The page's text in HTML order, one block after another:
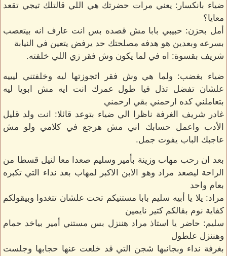
ضياء بانكسار: يعني مرات حضرتك هي اللي قالتلك تيجي تقعد
معايا؟
أمل بحزن: حبيبي بابا مش قصده بس انت عارف انه بيتعصب
بسرعه وبعدين هو هدفه مصلحتك حد يرفض يتعين في النيابة
شريف بقسوة: اه في لما يكون وش فقر زي اللي خلفته.
ضياء بغضب: ولما هي وش فقر اتجوزتها ليه وخلفتني ليييه
علشان تفضل تذل فيا طول عمرك انت ايه مش ابويا ليه
بتعاملني كده ارحمني بقي ارحمني
غادر شريف الغرفة ناظرا الي ضياء بتوعد قائلا: انت ولد قليل
الأدب واعمل حسابك اني مش هرجع في كلامي ولو مش
عاجبك الباب يفوت جمل.
بعد ان رحب مهاب وزينة بأمير وسليم صعدا معا لنيل قسطا من
الراحة ليصعد مراد وهو الابن الاكبر لمهاب بعد نداء التي تكبره
بعام واحد
مراد: يلا يا أبيه سليم بابا مستنيكم تحت علشان تتغدوا وبيقولكم
كفاية نوم بقالكم كتير نايمين
سليم: حاضر يا استاذ مراد هننزل بس مستني أمير بياخد حمام
وهننزل علطول
بغرفة نداء وبجانبها شجن التي قد خلعت عنها حجابها وجلست